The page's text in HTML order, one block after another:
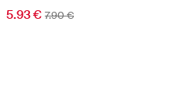
5.93 € 7.90 €